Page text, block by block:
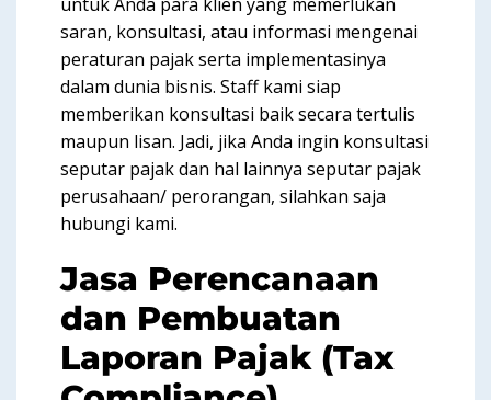
saran, konsultasi, atau informasi mengenai
peraturan pajak serta implementasinya
dalam dunia bisnis. Staff kami siap
memberikan konsultasi baik secara tertulis
maupun lisan. Jadi, jika Anda ingin konsultasi
seputar pajak dan hal lainnya seputar pajak
perusahaan/ perorangan, silahkan saja
hubungi kami.
Jasa Perencanaan
dan Pembuatan
Laporan Pajak (Tax